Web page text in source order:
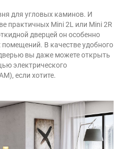
для угловых каминов. И
практичных Mini 2L или Mini 2R
дверцей он особенно
В качестве удобного
вы даже можете открыть
электрического
если хотите.